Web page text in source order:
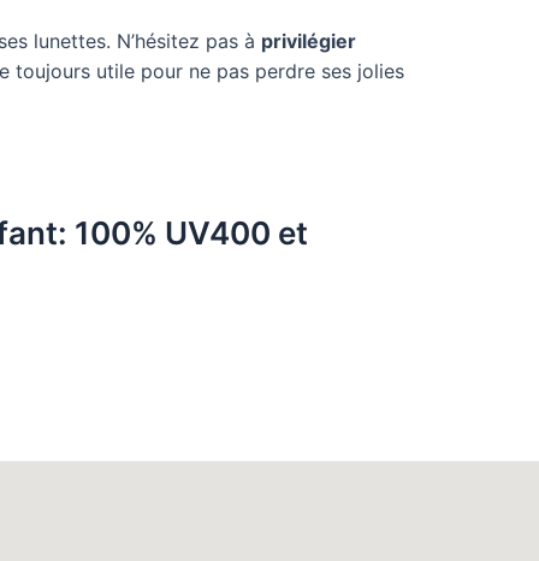
lunettes. N’hésitez pas à privilégier
toujours utile pour ne pas perdre ses jolies
100% UV400 et